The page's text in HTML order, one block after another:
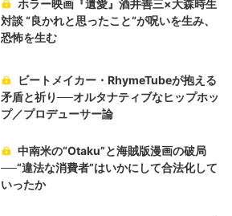
ホラー映画『遺愛』酒井善三×大森時生
対談 “良かれと思ったこと“が呪いを生み、
恐怖を生む
ビートメイカー・RhymeTubeが抱える
矛盾と祈り──オルタナティブなヒップホッ
プ／プロデューサー論
中南米の“Otaku”と海賊版漫画の破局
──“違法な消費者”はいかにして合法化して
いったか